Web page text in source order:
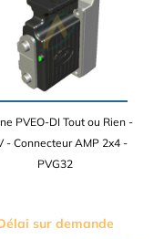
PVEO-DI Tout ou Rien -
- Connecteur AMP 2x4 -
PVG32
sur demande